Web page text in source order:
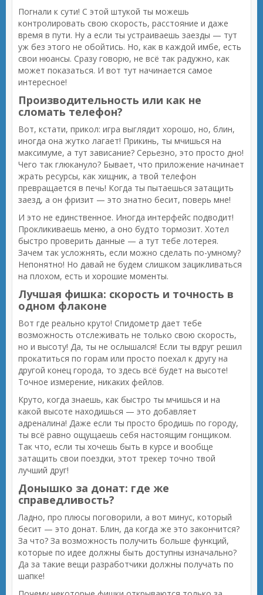
Погнали к сути! С этой штукой ты можешь
контролировать свою скорость, расстояние и даже
время в пути. Ну а если ты устраиваешь заезды — тут
уж без этого не обойтись. Но, как в каждой имбе, есть
свои нюансы. Сразу говорю, не всё так радужно, как
может показаться. И вот тут начинается самое
интересное!
Производительность или как не
сломать телефон?
Вот, кстати, прикол: игра выглядит хорошо, но, блин,
иногда она жутко лагает! Прикинь, ты мчишься на
максимуме, а тут зависание? Серьезно, это просто дно!
Чего так глюкануло? Бывает, что приложение начинает
жрать ресурсы, как хищник, а твой телефон
превращается в печь! Когда ты пытаешься затащить
заезд, а он фризит — это знатно бесит, поверь мне!
И это не единственное. Иногда интерфейс подводит!
Прокликиваешь меню, а оно будто тормозит. Хотел
быстро проверить данные — а тут тебе лотерея.
Зачем так усложнять, если можно сделать по-умному?
Непонятно! Но давай не будем слишком зацикливаться
на плохом, есть и хорошие моменты.
Лучшая фишка: скорость и точность в
одном флаконе
Вот где реально круто! Спидометр дает тебе
возможность отслеживать не только свою скорость,
но и высоту! Да, ты не ослышался! Если ты вдруг решил
прокатиться по горам или просто поехал к другу на
другой конец города, то здесь всё будет на высоте!
Точное измерение, никаких фейлов.
Круто, когда знаешь, как быстро ты мчишься и на
какой высоте находишься — это добавляет
адреналина! Даже если ты просто бродишь по городу,
ты всё равно ощущаешь себя настоящим гонщиком.
Так что, если ты хочешь быть в курсе и вообще
затащить свои поездки, этот трекер точно твой
лучший друг!
Донышко за донат: где же
справедливость?
Ладно, про плюсы поговорили, а вот минус, который
бесит — это донат. Блин, да когда же это закончится?
За что? За возможность получить больше функций,
которые по идее должны быть доступны изначально?
Да за такие вещи разработчики должны получать по
шапке!